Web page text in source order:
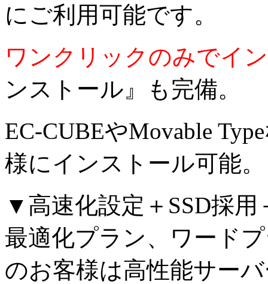
にご利用可能です。
ワンクリックのみでイ
ンストール』も完備。
EC-CUBEやMovable
様にインストール可能。
▼高速化設定＋SSD採用
最適化プラン、ワード
のお客様は高性能サー